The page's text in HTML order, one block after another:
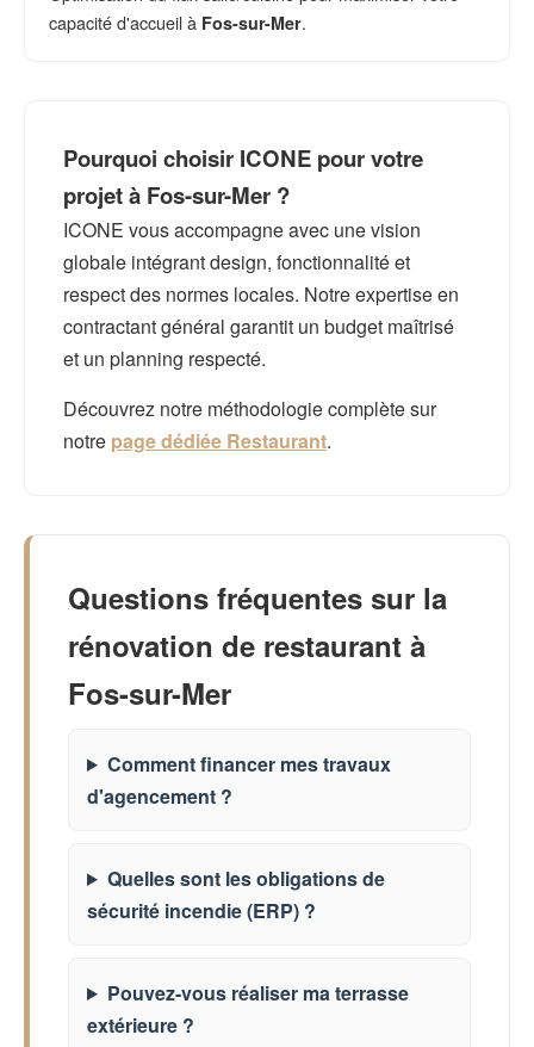
capacité d'accueil à Fos-sur-Mer.
Pourquoi choisir ICONE pour votre
projet à Fos-sur-Mer ?
ICONE vous accompagne avec une vision
globale intégrant design, fonctionnalité et
respect des normes locales. Notre expertise en
contractant général garantit un budget maîtrisé
et un planning respecté.
Découvrez notre méthodologie complète sur
notre page dédiée Restaurant.
Questions fréquentes sur la
rénovation de restaurant à
Fos-sur-Mer
Comment financer mes travaux
d'agencement ?
Quelles sont les obligations de
sécurité incendie (ERP) ?
Pouvez-vous réaliser ma terrasse
extérieure ?